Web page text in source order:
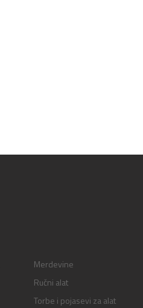
Merdevine
Ručni alat
Torbe i pojasevi za alat